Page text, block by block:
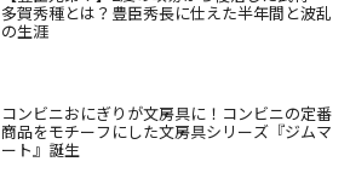
多賀秀種とは？豊臣秀長に仕えた半年間と波乱
の生涯
コンビニおにぎりが文房具に！コンビニの定番
商品をモチーフにした文房具シリーズ『ジムマ
ート』誕生